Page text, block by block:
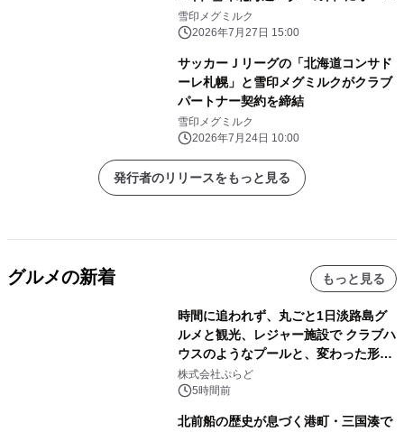
ン！ オープニングセレモニーを開催し
ました
雪印メグミルク
2026年7月27日 15:00
サッカーＪリーグの「北海道コンサド
ーレ札幌」と雪印メグミルクがクラブ
パートナー契約を締結
雪印メグミルク
2026年7月24日 10:00
発行者のリリースをもっと見る
グルメの新着 もっと見る
時間に追われず、丸ごと1日淡路島グ
ルメと観光、レジャー施設で クラブハ
ウスのようなプールと、変わった形の
サウナも 「THE BOXY AWAJI」のお
得な素泊まり連泊プランで
株式会社ぷらど
5時間前
北前船の歴史が息づく港町・三国湊で